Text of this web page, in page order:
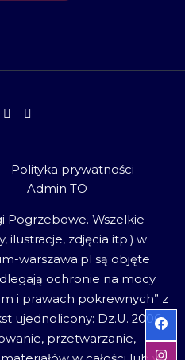
Polityka prywatności
Admin TO
Pogrzebowe. Wszelkie
ilustracje, zdjęcia itp.) w
warszawa.pl są objęte
ochronie na mocy
i prawach pokrewnych” z
ujednolicony: Dz.U. 2006
przetwarzanie,